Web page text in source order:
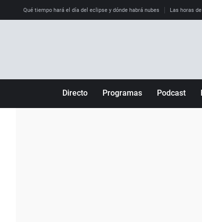
Qué tiempo hará el día del eclipse y dónde habrá nubes Las horas
Directo Programas Podcast